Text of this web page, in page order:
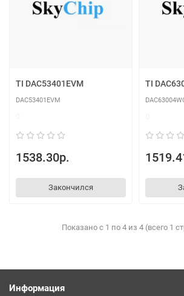
TI DAC53401EVM
DAC53401EVM
1538.30р.
Закончился
TI
Показано с 1 по 4 из 4 (всего 1
Информация